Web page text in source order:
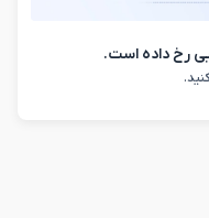
رخ داده است.